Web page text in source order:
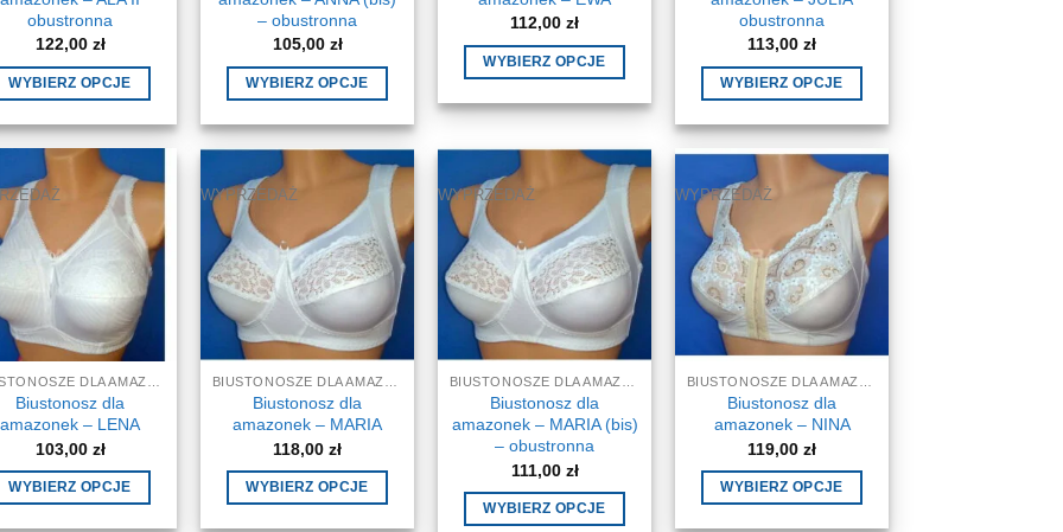
obustronna
122,00 zł
WYBIERZ OPCJE
produkt
wariantów.
Opcje
wybrać
na
stronie
produktu
– obustronna
105,00 zł
WYBIERZ OPCJE
produkt
wariantów.
Opcje
można
wybrać
na
stronie
produktu
112,00 zł
WYBIERZ OPCJE
produkt
ma
wariantów.
Opcje
można
wybrać
na
stronie
produktu
obustronna
113,00 zł
WYBIERZ OPCJE
produkt
wariantów.
Opcje
można
wybrać
na
stronie
produktu
Biustonosz dla
amazonek – LENA
103,00 zł
WYBIERZ OPCJE
WYPRZEDAŻ
Biustonosz dla
amazonek – MARIA
118,00 zł
WYBIERZ OPCJE
WYPRZEDAŻ
Biustonosz dla
amazonek – MARIA (bis)
– obustronna
111,00 zł
WYBIERZ OPCJE
WYPRZEDAŻ
Biustonosz dla
amazonek – NINA
119,00 zł
WYBIERZ OPCJE